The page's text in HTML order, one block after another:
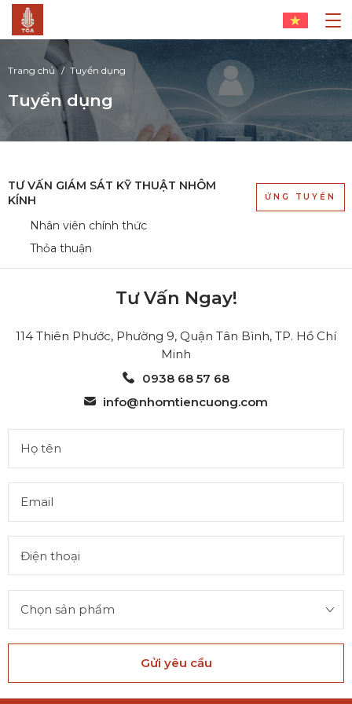
Trang chủ Tuyển dụng
Tuyển dụng
TƯ VẤN GIÁM SÁT KỸ THUẬT NHÔM
KÍNH
Nhân viên chính thức
Thỏa thuận
ỨNG TUYỂN
Tư Vấn Ngay!
114 Thiên Phước, Phường 9, Quận Tân Bình, TP. Hồ Chí
Minh
0938 68 57 68
info@nhomtiencuong.com
Gửi yêu cầu